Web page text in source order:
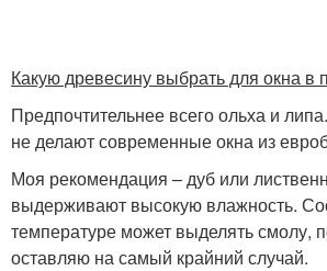
Какую древесину выбрать для окна в
Предпочтительнее всего ольха и
не делают современные окна из
Моя рекомендация – дуб или
выдерживают высокую влажность.
температуре может выделять смолу,
оставляю на самый крайний случай.